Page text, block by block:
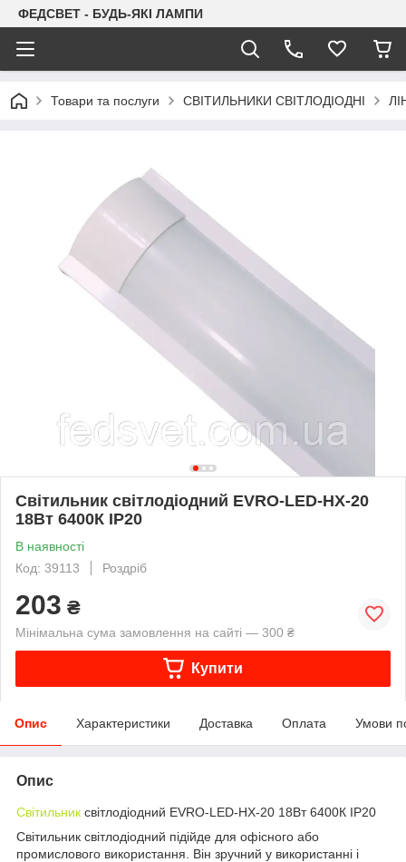
ФЕДСВЕТ - БУДЬ-ЯКІ ЛАМПИ
Товари та послуги СВІТИЛЬНИКИ СВІТЛОДІОДНІ
Світильник світлодіодний EVRO-LED-HX-20
18Вт 6400К IP20
В наявності
Код: 39113
Роздріб
203 ₴
Мінімальна сума замовлення на сайті — 300 ₴
Купити
Опис Характеристики Доставка Оплата Умови
Опис
Світильник світлодіодний EVRO-LED-HX-20 18Вт 6400К IP20
Світильник світлодіодний підійде для офісного або
промислового використання. Він зручний у використанні і